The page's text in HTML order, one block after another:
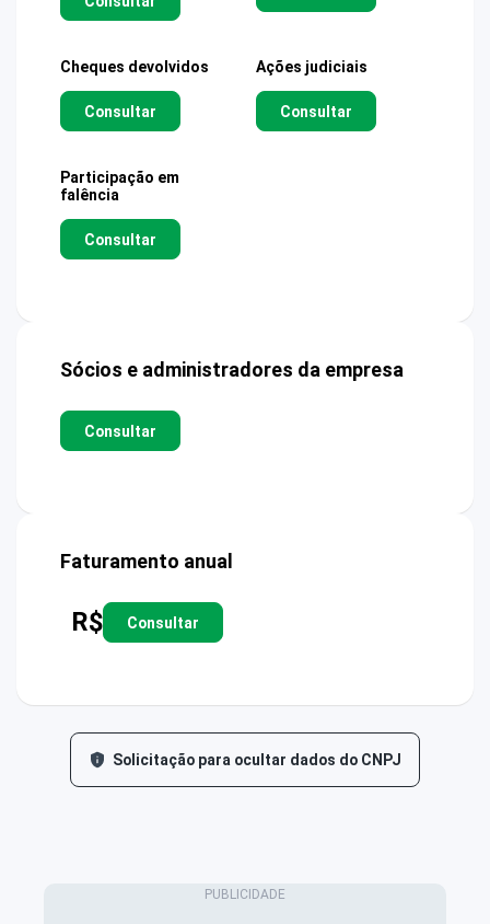
Cheques devolvidos
Consultar
Ações judiciais
Consultar
Participação em
falência
Consultar
Sócios e administradores da empresa
Consultar
Faturamento anual
R$ Consultar
Solicitação para ocultar dados do CNPJ